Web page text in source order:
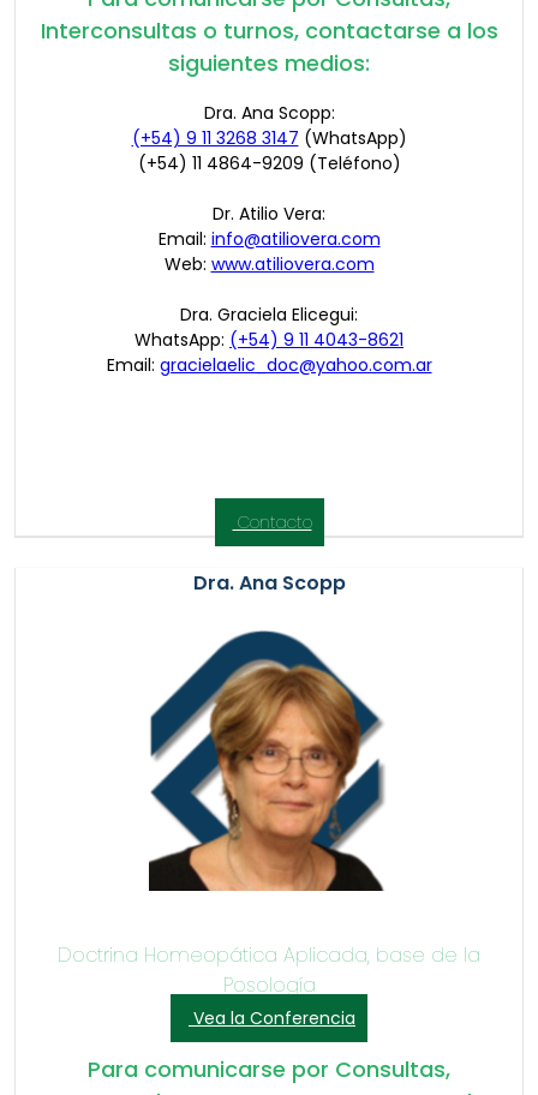
Interconsultas o turnos, contactarse a los
siguientes medios:
Dra. Ana Scopp:
(+54) 9 11 3268 3147 (WhatsApp)
(+54) 11 4864-9209 (Teléfono)
Dr. Atilio Vera:
Email: info@atiliovera.com
Web: www.atiliovera.com
Dra. Graciela Elicegui:
WhatsApp: (+54) 9 11 4043-8621
Email: gracielaelic_doc@yahoo.com.ar
Contacto
Dra. Ana Scopp
Doctrina Homeopática Aplicada, base de la
Posología
Vea la Conferencia
Para comunicarse por Consultas,